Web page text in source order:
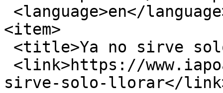
<item>
sirve-solo-llorar</